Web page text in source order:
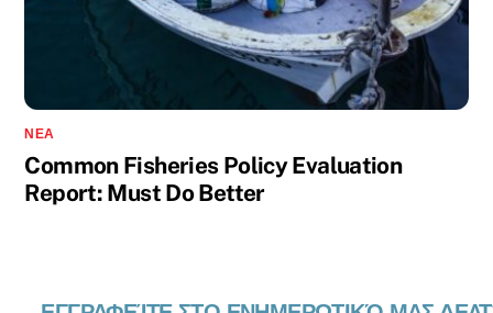
ΝΈΑ
Common Fisheries Policy Evaluation
Report: Must Do Better